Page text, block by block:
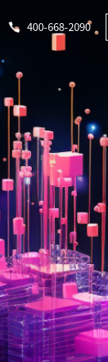
400-668-2090